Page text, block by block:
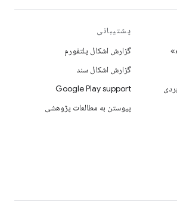
پشتیبانی
گزارش اشکال پلتفورم
گزارش اشکال سند
Google Play support
پیوستن به مطالعات پژوهشی